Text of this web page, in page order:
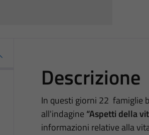
Descrizione
In questi giorni 22 famiglie
all'indagine “Aspetti della
informazioni relative alla